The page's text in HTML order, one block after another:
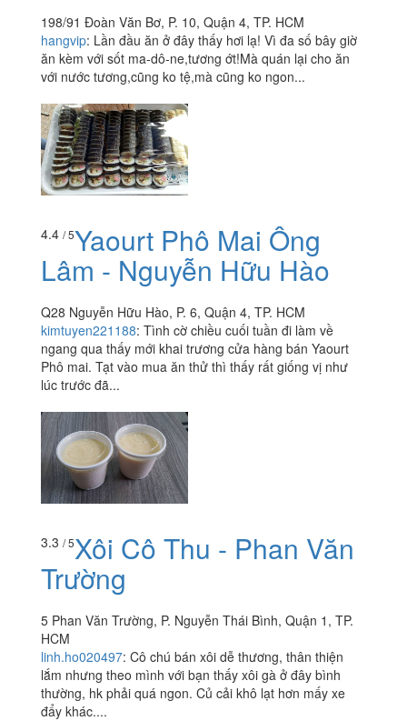
198/91 Đoàn Văn Bơ, P. 10, Quận 4, TP. HCM
hangvip: Lần đầu ăn ở đây thấy hơi lạ! Vì đa số bây giờ
ăn kèm với sốt ma-dô-ne,tương ớt!Mà quán lại cho ăn
với nước tương,cũng ko tệ,mà cũng ko ngon...
4.4 / 5Yaourt Phô Mai Ông
Lâm - Nguyễn Hữu Hào
Q28 Nguyễn Hữu Hào, P. 6, Quận 4, TP. HCM
kimtuyen221188: Tình cờ chiều cuối tuần đi làm về
ngang qua thấy mới khai trương cửa hàng bán Yaourt
Phô mai. Tạt vào mua ăn thử thì thấy rất giống vị như
lúc trước đã...
3.3 / 5Xôi Cô Thu - Phan Văn
Trường
5 Phan Văn Trường, P. Nguyễn Thái Bình, Quận 1, TP.
HCM
linh.ho020497: Cô chú bán xôi dễ thương, thân thiện
lắm nhưng theo mình với bạn thấy xôi gà ở đây bình
thường, hk phải quá ngon. Củ cải khô lạt hơn mấy xe
đẩy khác....